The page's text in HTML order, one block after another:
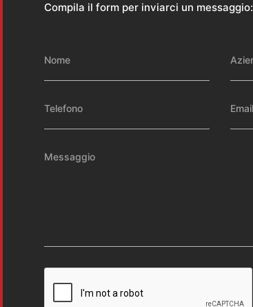
Compila il form per inviarci un messaggio: